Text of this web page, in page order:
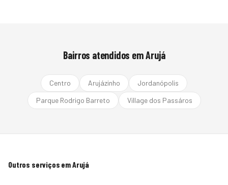
Bairros atendidos emArujá
Centro Arujázinho
Jordanópolis
Parque Rodrigo Barreto
Village dos Passáros
Outros serviços emArujá